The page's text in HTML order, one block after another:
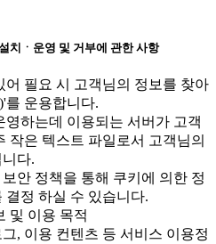
치ㆍ운영 및 거부에 관한 사항
필요 시 고객님의 정보를 찾아
를 운용합니다.
하는데 이용되는 서버가 고객
작은 텍스트 파일로서 고객님의
다.
안 정책을 통해 쿠키에 의한 정
결정 하실 수 있습니다.
및 이용 목적
, 이용 컨텐츠 등 서비스 이용정